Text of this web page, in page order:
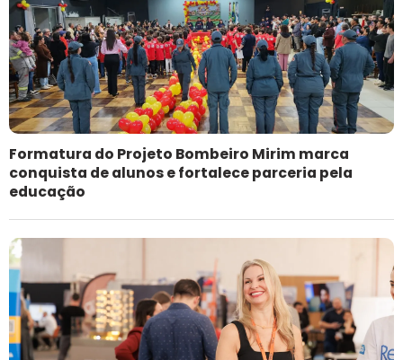
Formatura do Projeto Bombeiro Mirim marca
conquista de alunos e fortalece parceria pela
educação